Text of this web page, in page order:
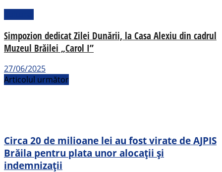
Simpozion dedicat Zilei Dunării, la Casa Alexiu din cadrul
Muzeul Brăilei „Carol I”
27/06/2025
Articolul următor
Circa 20 de milioane lei au fost virate de AJPIS
Brăila pentru plata unor alocații și
indemnizații